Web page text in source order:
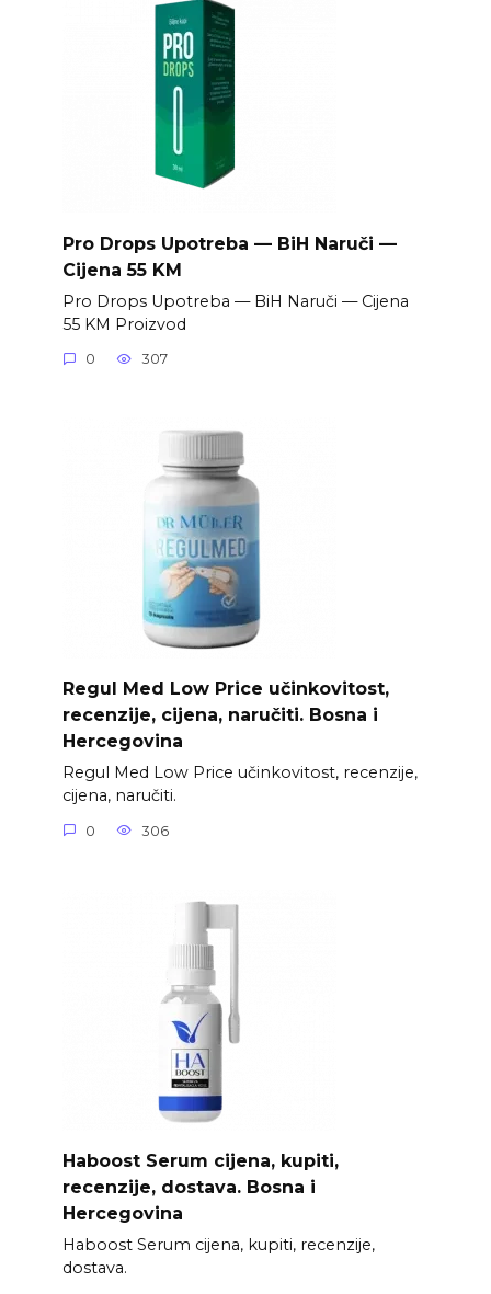
Pro Drops Upotreba — BiH Naruči —
Cijena 55 KM
Pro Drops Upotreba — BiH Naruči — Cijena
55 KM Proizvod
0 307
Regul Med Low Price učinkovitost,
recenzije, cijena, naručiti. Bosna i
Hercegovina
Regul Med Low Price učinkovitost, recenzije,
cijena, naručiti.
0 306
Haboost Serum cijena, kupiti,
recenzije, dostava. Bosna i
Hercegovina
Haboost Serum cijena, kupiti, recenzije,
dostava.